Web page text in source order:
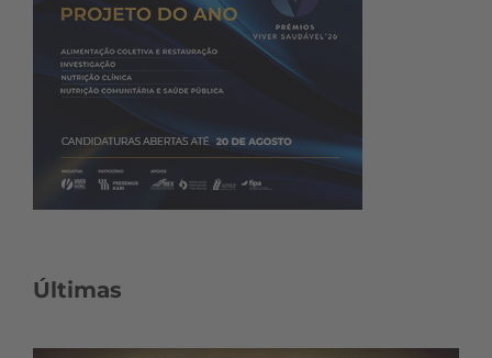
Últimas